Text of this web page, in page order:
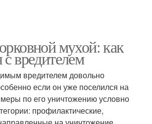
мухой: как
с вредителем
вредителем довольно
если он уже поселился на
по его уничтожению условно
профилактические,